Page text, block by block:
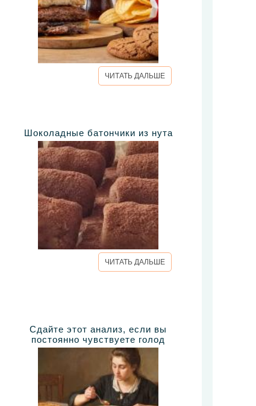
ЧИТАТЬ ДАЛЬШЕ
Шоколадные батончики из нута
ЧИТАТЬ ДАЛЬШЕ
Сдайте этот анализ, если вы
постоянно чувствуете голод